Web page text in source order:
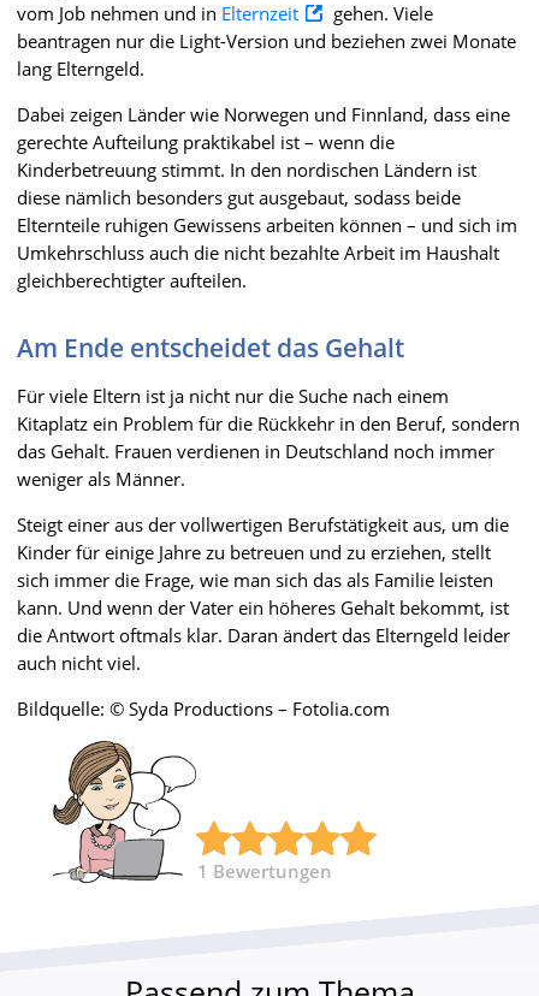
vom Job nehmen und in Elternzeit
gehen. Viele
beantragen nur die Light-Version und beziehen zwei Monate
lang Elterngeld.
Dabei zeigen Länder wie Norwegen und Finnland, dass eine
gerechte Aufteilung praktikabel ist – wenn die
Kinderbetreuung stimmt. In den nordischen Ländern ist
diese nämlich besonders gut ausgebaut, sodass beide
Elternteile ruhigen Gewissens arbeiten können – und sich im
Umkehrschluss auch die nicht bezahlte Arbeit im Haushalt
gleichberechtigter aufteilen.
Am Ende entscheidet das Gehalt
Für viele Eltern ist ja nicht nur die Suche nach einem
Kitaplatz ein Problem für die Rückkehr in den Beruf, sondern
das Gehalt. Frauen verdienen in Deutschland noch immer
weniger als Männer.
Steigt einer aus der vollwertigen Berufstätigkeit aus, um die
Kinder für einige Jahre zu betreuen und zu erziehen, stellt
sich immer die Frage, wie man sich das als Familie leisten
kann. Und wenn der Vater ein höheres Gehalt bekommt, ist
die Antwort oftmals klar. Daran ändert das Elterngeld leider
auch nicht viel.
Bildquelle: © Syda Productions – Fotolia.com
1 Bewertungen